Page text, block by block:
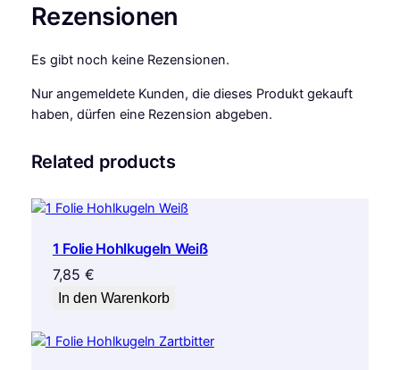
Rezensionen
Es gibt noch keine Rezensionen.
Nur angemeldete Kunden, die dieses Produkt gekauft
haben, dürfen eine Rezension abgeben.
Related products
1 Folie Hohlkugeln Weiß
7,85 €
In den Warenkorb